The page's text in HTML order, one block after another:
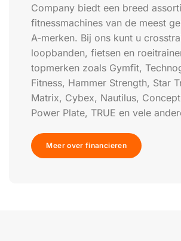
Company biedt een breed
fitnessmachines van de meest
A-merken. Bij ons kunt u
loopbanden, fietsen en
topmerken zoals Gymfit,
Fitness, Hammer Strength, Star
Matrix, Cybex, Nautilus,
Power Plate, TRUE en vele
Meer over financieren